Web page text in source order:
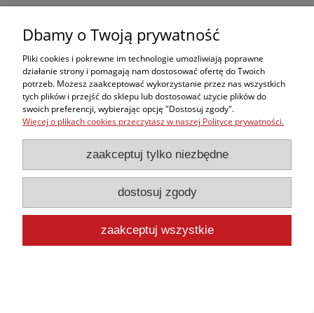
Materac ewakuacyjny GERMA
4 118,38 zł
zawiera 8% VAT, bez kosztów dostawy
Dbamy o Twoją prywatność
Pliki cookies i pokrewne im technologie umożliwiają poprawne
działanie strony i pomagają nam dostosować ofertę do Twoich
potrzeb. Możesz zaakceptować wykorzystanie przez nas wszystkich
tych plików i przejść do sklepu lub dostosować użycie plików do
swoich preferencji, wybierając opcję "Dostosuj zgody".
Więcej o plikach cookies przeczytasz w naszej Polityce prywatności.
zaakceptuj tylko niezbędne
dostosuj zgody
zaakceptuj wszystkie